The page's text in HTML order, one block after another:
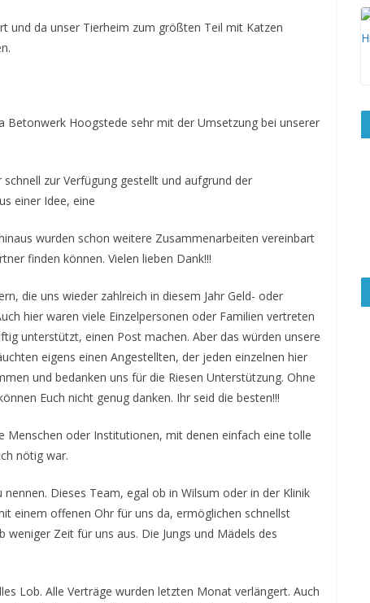
und da unser Tierheim zum größten Teil mit Katzen
Betonwerk Hoogstede sehr mit der Umsetzung bei unserer
zur Verfügung gestellt und aufgrund der
einer Idee, eine
wurden schon weitere Zusammenarbeiten vereinbart
finden können. Vielen lieben Dank!!!
die uns wieder zahlreich in diesem Jahr Geld- oder
hier waren viele Einzelpersonen oder Familien vertreten
unterstützt, einen Post machen. Aber das würden unsere
eigens einen Angestellten, der jeden einzelnen hier
und bedanken uns für die Riesen Unterstützung. Ohne
Euch nicht genug danken. Ihr seid die besten!!!
Menschen oder Institutionen, mit denen einfach eine tolle
nötig war.
Dieses Team, egal ob in Wilsum oder in der Klinik
einem offenen Ohr für uns da, ermöglichen schnellst
Zeit für uns aus. Die Jungs und Mädels des
Lob. Alle Verträge wurden letzten Monat verlängert. Auch